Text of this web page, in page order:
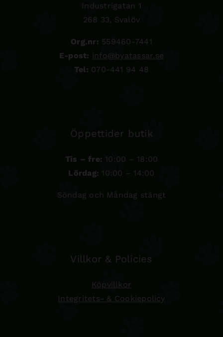
Industrigatan 1
268 33, Svalöv
Org.nr: 559460-7441
E-post: info@byatassar.se
Tel: 070-441 94 48
Öppettider butik
Tis – fre: 10:00 – 18:00
Lördag: 10:00 – 14:00
Söndag och Måndag stängt
Villkor & Policies
Köpvillkor
Integritets- & Cookiepolicy